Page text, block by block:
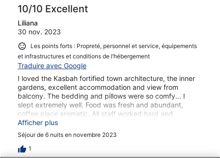
10/10 Excellent
Liliana
30 nov. 2023
Les points forts : Propreté, personnel et service, équipements
et infrastructures et conditions de l’hébergement
Traduire avec Google
I loved the Kasbah fortified town architecture, the inner
gardens, excellent accommodation and view from
balcony. The bedding and pillows were so comfy... I
slept extremely well. Food was fresh and abundant,
coffee place aromatic. All staff worked hard and
efficiently and the local musicians were present every
night. An amazing stay!
Afficher plus
Séjour de 6 nuits en novembre 2023
1